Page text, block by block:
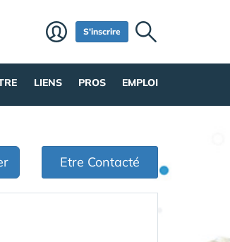
S'inscrire
LIENS PROS EMPLOI
Etre Contacté